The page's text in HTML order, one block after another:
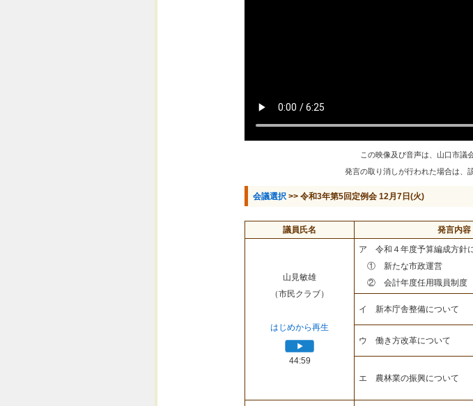
この映像及び音声は、山口市議
発言の取り消しが行われた場合は、
会議選択 >> 令和3年第5回定例会 12月7日(火)
議員氏名 発言内容
山見敏雄
（市民クラブ）
はじめから再生
44:59
ア 令和４年度予算編成方針
① 新たな市政運営
② 会計年度任用職員制度
イ 新本庁舎整備について
ウ 働き方改革について
エ 農林業の振興について